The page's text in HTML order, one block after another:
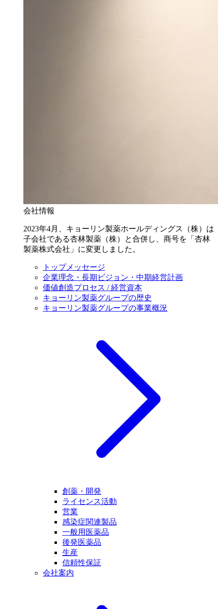
会社情報
2023年4月、キョーリン製薬ホールディングス（株）は
子会社である杏林製薬（株）と合併し、商号を「杏林
製薬株式会社」に変更しました。
トップメッセージ
企業理念・長期ビジョン・中期経営計画
価値創造プロセス / 経営資本
キョーリン製薬グループの歴史
キョーリン製薬グループの事業概況
創薬・開発
ライセンス活動
営業
感染症関連製品
一般用医薬品
後発医薬品
生産
信頼性保証
会社案内